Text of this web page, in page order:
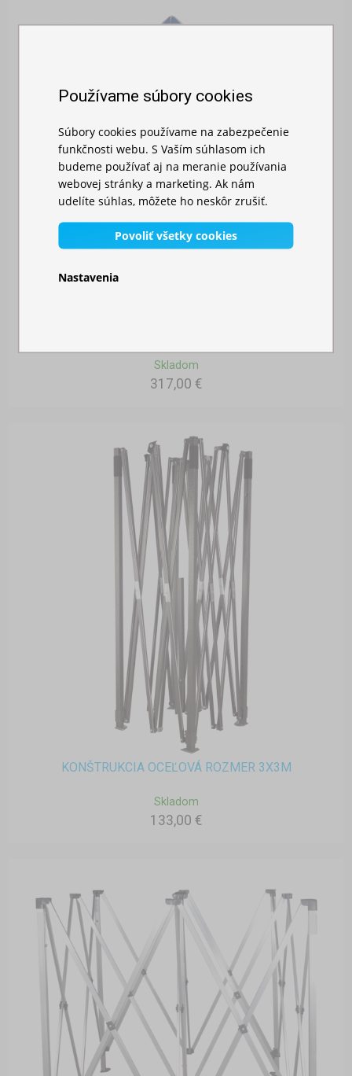
Skladom
317,00 €
KONŠTRUKCIA OCEĽOVÁ ROZMER 3X3M
Skladom
133,00 €
Používame súbory cookies
Súbory cookies používame na zabezpečenie
funkčnosti webu. S Vaším súhlasom ich
budeme používať aj na meranie používania
webovej stránky a marketing. Ak nám
udelíte súhlas, môžete ho neskôr zrušiť.
Povoliť všetky cookies
Nastavenia